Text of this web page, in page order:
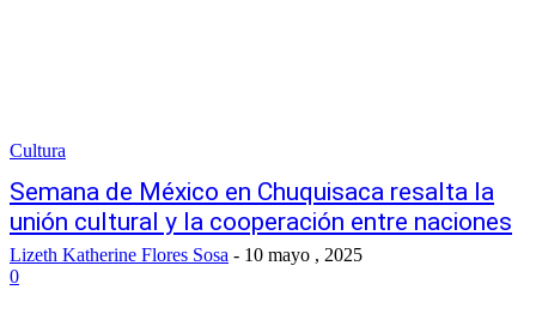
Cultura
Semana de México en Chuquisaca resalta la
unión cultural y la cooperación entre naciones
Lizeth Katherine Flores Sosa - 10 mayo , 2025
0